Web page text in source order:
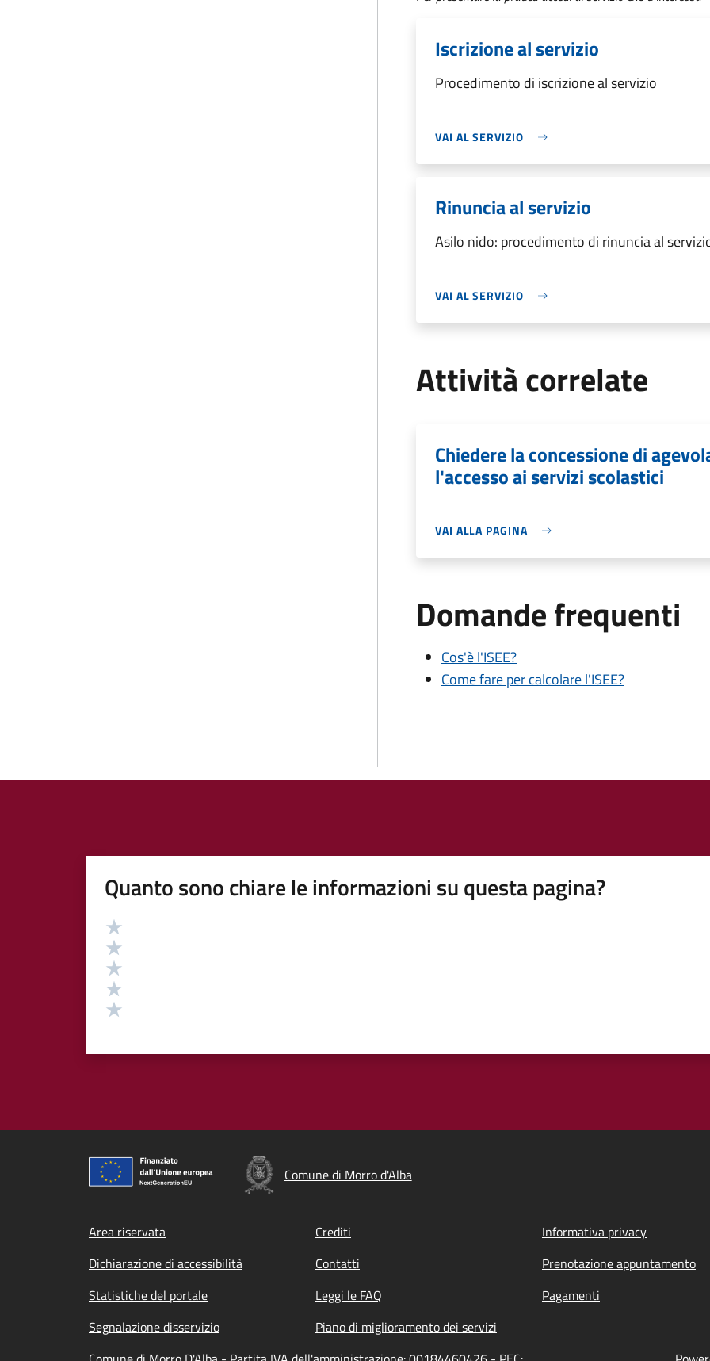
Iscrizione al servizio
Procedimento di iscrizione al servizio
VAI AL SERVIZIO
Rinuncia al servizio
Asilo nido: procedimento di rinuncia al
VAI AL SERVIZIO
Attività correlate
Chiedere la concessione di
l'accesso ai servizi scolastici
VAI ALLA PAGINA
Domande frequenti
Cos'è l'ISEE?
Come fare per calcolare l'ISEE?
Quanto sono chiare le informazioni su questa pagina?
Valutazione
Comune di Morro d'Alba
Footer menu
Area riservata Crediti
Informativa privacy
Dichiarazione di accessibilità
Contatti
Prenotazione appuntamento
Statistiche del portale
Leggi le FAQ
Pagamenti
Segnalazione disservizio
Piano di miglioramento dei servizi